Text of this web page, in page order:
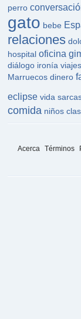
perro
gato bebe
relaciones
hospital oficina
diálogo ironía viajes
Marruecos dinero
eclipse vida
comida niños
Acerca Términos